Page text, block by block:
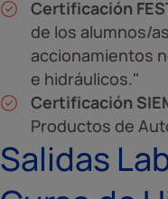
Certificación
de los alumnos/
accionamientos
e hidráulicos."
Certificación
Productos de
Salidas